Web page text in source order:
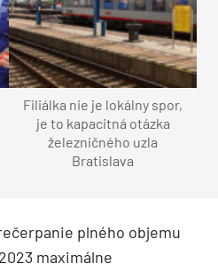
Filiálka nie je lokálny spor,
je to kapacitná otázka
železničného uzla
Bratislava
plného objemu
maximálne